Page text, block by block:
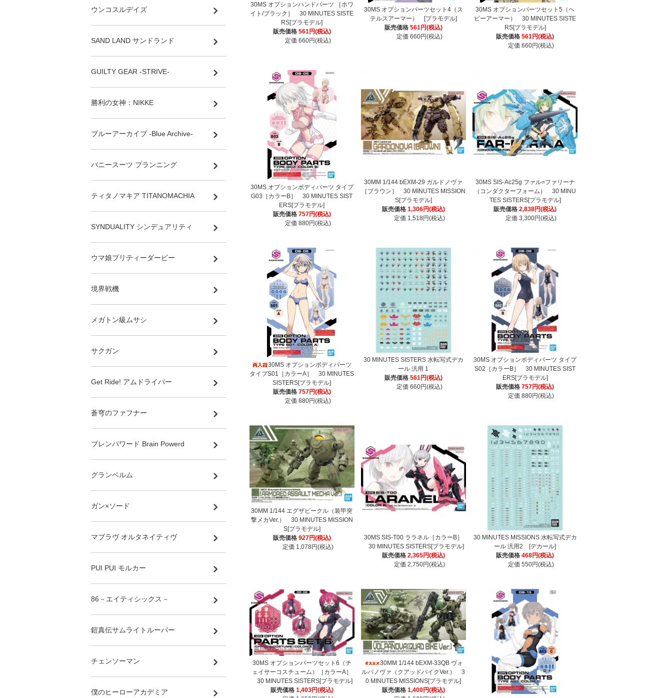
30MS オプションハンドパーツ ［ホワ
イト/ブラック］ 30 MINUTES SISTE
RS[プラモデル]
販売価格 561円(税込)
定価 660円(税込)
30MS オプションパーツセット4（ス
テルスアーマー） [プラモデル]
販売価格 561円(税込)
定価 660円(税込)
30MS オプションパーツセット5（ヘ
ビーアーマー） 30 MINUTES SISTE
RS[プラモデル]
販売価格561円(税込)
定価 660円(税込)
30MS オプションボディパーツ タイプ
G03［カラーB］ 30 MINUTES SIST
ERS[プラモデル]
販売価格 757円(税込)
定価 880円(税込)
30MM 1/144 bEXM-29 ガルドノヴァ
［ブラウン］ 30 MINUTES MISSION
S[プラモデル]
販売価格 1,306円(税込)
定価 1,518円(税込)
30MS SIS-Ac25g ファル=ファリーナ
（コンダクターフォーム） 30 MINU
TES SISTERS[プラモデル]
販売価格2,838円(税込)
定価 3,300円(税込)
30MS オプションボディパーツ
タイプS01［カラーA］ 30 MINUTES
SISTERS[プラモデル]
販売価格 757円(税込)
定価 880円(税込)
30 MINUTES SISTERS 水転写式デカ
ール 汎用 1
販売価格 561円(税込)
定価 660円(税込)
30MS オプションボディパーツ タイプ
S02［カラーB］ 30 MINUTES SIST
ERS[プラモデル]
販売価格757円(税込)
定価 880円(税込)
30MM 1/144 エグザビークル（装甲突
撃メカVer.） 30 MINUTES MISSION
S[プラモデル]
販売価格 927円(税込)
定価 1,078円(税込)
30MS SIS-T00 ララネル［カラーB］
30 MINUTES SISTERS[プラモデル]
販売価格 2,365円(税込)
定価 2,750円(税込)
30 MINUTES MISSIONS 水転写式デカ
ール 汎用2 [デカール]
販売価格468円(税込)
定価 550円(税込)
30MS オプションパーツセット6（チ
ェイサーコスチューム）［カラーA］
30 MINUTES SISTERS[プラモデル]
販売価格 1,403円(税込)
30MM 1/144 bEXM-33QB ヴォ
ルパノヴァ（クアッドバイクVer.） 3
0 MINUTES MISSIONS[プラモデル]
販売価格 1,400円(税込)
ウンコスルデイズ
SAND LAND サンドランド
GUILTY GEAR -STRIVE-
勝利の女神：NIKKE
ブルーアーカイブ -Blue Archive-
バニースーツ プランニング
ティタノマキア TITANOMACHIA
SYNDUALITY シンデュアリティ
ウマ娘プリティーダービー
境界戦機
メガトン級ムサシ
サクガン
Get Ride! アムドライバー
蒼穹のファフナー
ブレンパワード Brain Powerd
グランベルム
ガン×ソード
マブラヴ オルタネイティヴ
PUI PUI モルカー
86－エイティシックス－
鎧真伝サムライトルーパー
チェンソーマン
僕のヒーローアカデミア